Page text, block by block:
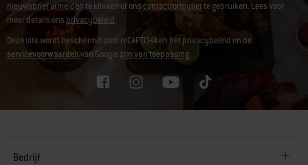
nieuwsbrief afmeldente klikken of onscontactformulierte gebruiken. Lees voor
meer details onsprivacybeleid.
Deze site wordt beschermd door reCAPTCHA en het privacybeleid en de
servicevoorwaardenvan Googlezijn van toepassing.
Bedrijf